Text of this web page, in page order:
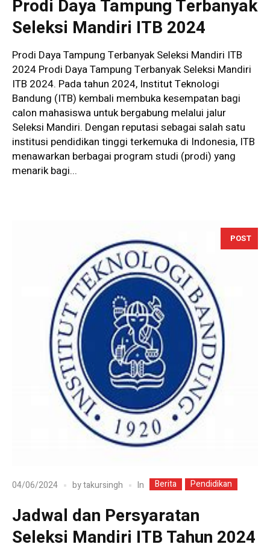
Prodi Daya Tampung Terbanyak
Seleksi Mandiri ITB 2024
Prodi Daya Tampung Terbanyak Seleksi Mandiri ITB
2024 Prodi Daya Tampung Terbanyak Seleksi Mandiri
ITB 2024. Pada tahun 2024, Institut Teknologi
Bandung (ITB) kembali membuka kesempatan bagi
calon mahasiswa untuk bergabung melalui jalur
Seleksi Mandiri. Dengan reputasi sebagai salah satu
institusi pendidikan tinggi terkemuka di Indonesia, ITB
menawarkan berbagai program studi (prodi) yang
menarik bagi...
POST
04/06/2024 bytakursingh In Berita Pendidikan
Jadwal dan Persyaratan
Seleksi Mandiri ITB Tahun 2024